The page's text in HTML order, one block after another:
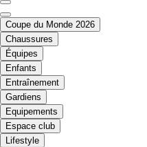
Coupe du Monde 2026
Chaussures
Équipes
Enfants
Entraînement
Gardiens
Equipements
Espace club
Lifestyle